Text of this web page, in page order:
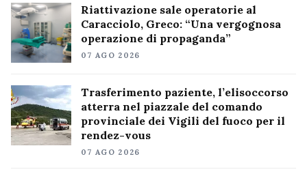
Riattivazione sale operatorie al
Caracciolo, Greco: “Una vergognosa
operazione di propaganda”
07 AGO 2026
Trasferimento paziente, l’elisoccorso
atterra nel piazzale del comando
provinciale dei Vigili del fuoco per il
rendez-vous
07 AGO 2026